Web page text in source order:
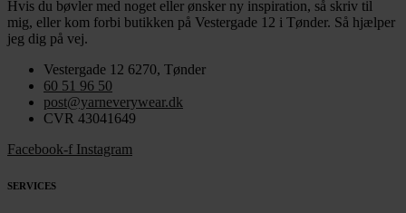
Hvis du bøvler med noget eller ønsker ny inspiration, så skriv til
mig, eller kom forbi butikken på Vestergade 12 i Tønder. Så hjælper
jeg dig på vej.
Vestergade 12 6270, Tønder
60 51 96 50
post@yarneverywear.dk
CVR 43041649
Facebook-f Instagram
SERVICES